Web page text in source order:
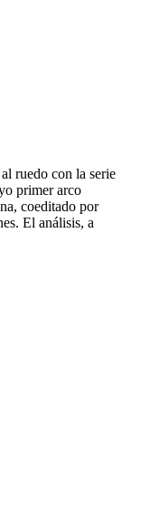
ruedo con la serie
primer arco
coeditado por
El análisis, a